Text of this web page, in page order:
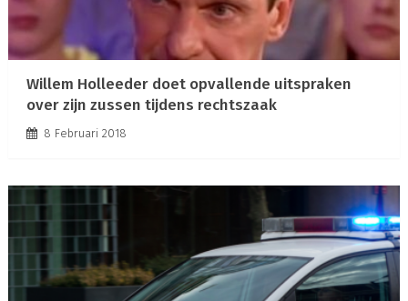
Willem Holleeder doet opvallende uitspraken
over zijn zussen tijdens rechtszaak
8 Februari 2018